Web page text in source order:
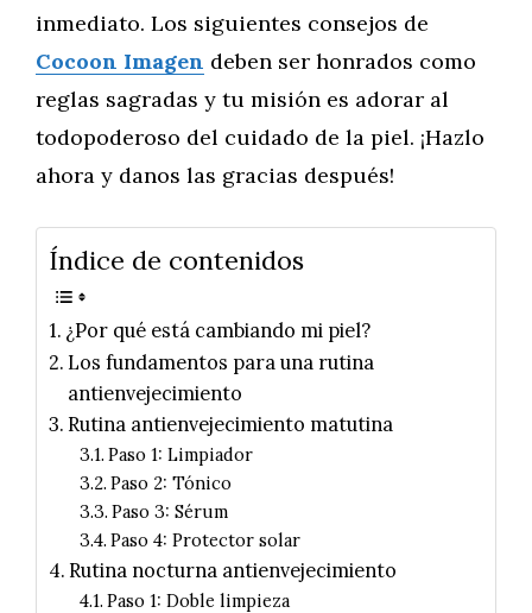
inmediato. Los siguientes consejos de
Cocoon Imagen deben ser honrados como
reglas sagradas y tu misión es adorar al
todopoderoso del cuidado de la piel. ¡Hazlo
ahora y danos las gracias después!
Índice de contenidos
¿Por qué está cambiando mi piel?
Los fundamentos para una rutina
antienvejecimiento
Rutina antienvejecimiento matutina
Paso 1: Limpiador
Paso 2: Tónico
Paso 3: Sérum
Paso 4: Protector solar
Rutina nocturna antienvejecimiento
Paso 1: Doble limpieza